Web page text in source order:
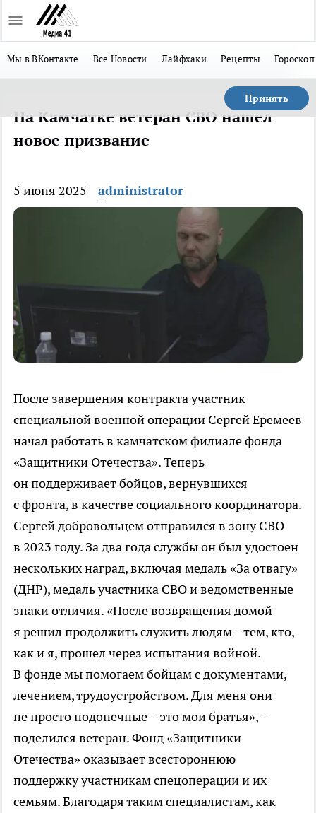
Мы в ВКонтакте Все Новости Лайфхаки Рецепты Гороскоп
Принять
На Камчатке ветеран СВО нашел
новое призвание
5 июня 2025 administrator
После завершения контракта участник
специальной военной операции Сергей Еремеев
начал работать в камчатском филиале фонда
«Защитники Отечества». Теперь
он поддерживает бойцов, вернувшихся
с фронта, в качестве социального координатора.
Сергей добровольцем отправился в зону СВО
в 2023 году. За два года службы он был удостоен
нескольких наград, включая медаль «За отвагу»
(ДНР), медаль участника СВО и ведомственные
знаки отличия. «После возвращения домой
я решил продолжить служить людям – тем, кто,
как и я, прошел через испытания войной.
В фонде мы помогаем бойцам с документами,
лечением, трудоустройством. Для меня они
не просто подопечные – это мои братья», –
поделился ветеран. Фонд «Защитники
Отечества» оказывает всестороннюю
поддержку участникам спецоперации и их
семьям. Благодаря таким специалистам, как